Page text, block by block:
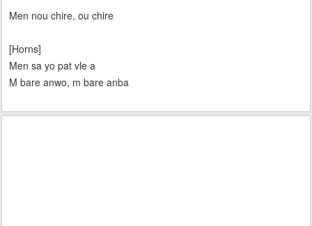
Men nou chire, ou chire
[Horns]
Men sa yo pat vle a
M bare anwo, m bare anba